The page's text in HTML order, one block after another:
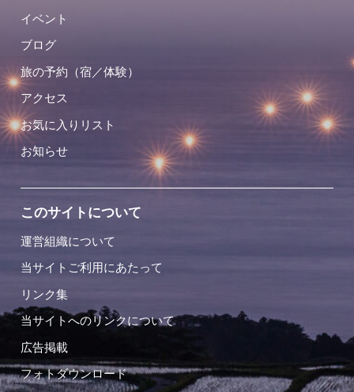
イベント
ブログ
旅の予約（宿／体験）
アクセス
お気に入りリスト
お知らせ
このサイトについて
運営組織について
当サイトご利用にあたって
リンク集
当サイトへのリンクについて
広告掲載
フォトダウンロード